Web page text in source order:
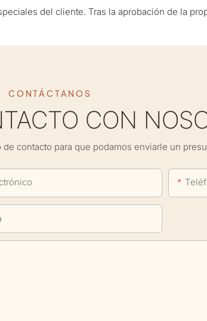
del cliente. Tras la aprobación de la
CONTÁCTANOS
CON
contacto para que podamos enviarle un